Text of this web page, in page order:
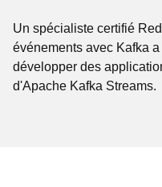
Un spécialiste certifié
événements avec Kafka
développer des
d'Apache Kafka Streams.